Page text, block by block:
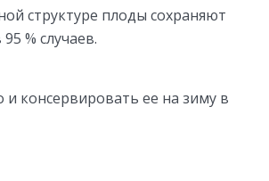
структуре плоды сохраняют
% случаев.
консервировать ее на зиму в